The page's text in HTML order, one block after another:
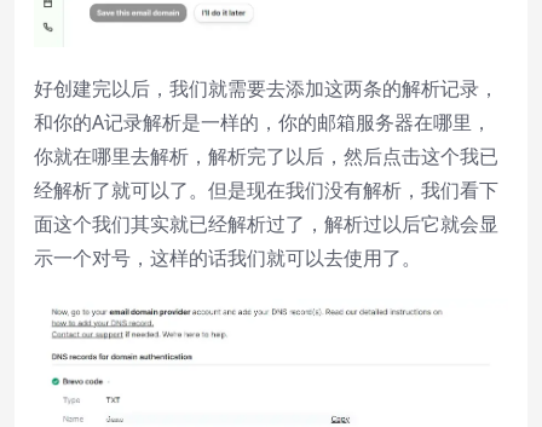
好创建完以后，我们就需要去添加这两条的解析记录，
和你的A记录解析是一样的，你的邮箱服务器在哪里，
你就在哪里去解析，解析完了以后，然后点击这个我已
经解析了就可以了。但是现在我们没有解析，我们看下
面这个我们其实就已经解析过了，解析过以后它就会显
示一个对号，这样的话我们就可以去使用了。